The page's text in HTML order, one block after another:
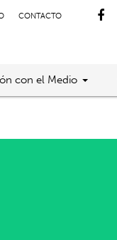
CONTACTO
con el Medio